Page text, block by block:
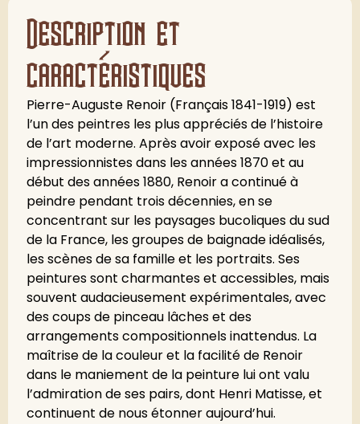
Description et
caractéristiques
Pierre-Auguste Renoir (Français 1841-1919) est
l’un des peintres les plus appréciés de l’histoire
de l’art moderne. Après avoir exposé avec les
impressionnistes dans les années 1870 et au
début des années 1880, Renoir a continué à
peindre pendant trois décennies, en se
concentrant sur les paysages bucoliques du sud
de la France, les groupes de baignade idéalisés,
les scènes de sa famille et les portraits. Ses
peintures sont charmantes et accessibles, mais
souvent audacieusement expérimentales, avec
des coups de pinceau lâches et des
arrangements compositionnels inattendus. La
maîtrise de la couleur et la facilité de Renoir
dans le maniement de la peinture lui ont valu
l’admiration de ses pairs, dont Henri Matisse, et
continuent de nous étonner aujourd’hui.